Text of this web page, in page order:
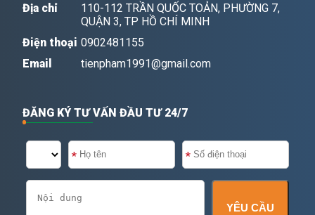
Địa chỉ
110-112 TRẦN QUỐC TOẢN, PHƯỜNG 7,
QUẬN 3, TP HỒ CHÍ MINH
Điện thoại 0902481155
Email
tienpham1991@gmail.com
ĐĂNG KÝ TƯ VẤN ĐẦU TƯ 24/7
YÊU CẦU